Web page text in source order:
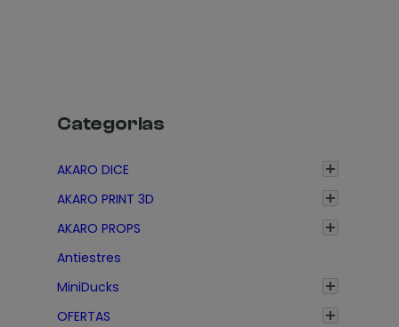
Categorias
AKARO DICE
AKARO PRINT 3D
AKARO PROPS
Antiestres
MiniDucks
OFERTAS